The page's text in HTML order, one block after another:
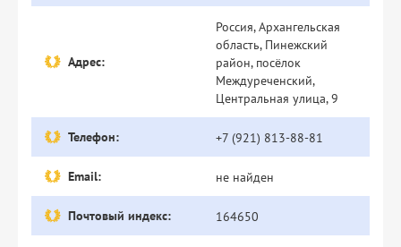
Адрес:
Россия, Архангельская
область, Пинежский
район, посёлок
Междуреченский,
Центральная улица, 9
Телефон: +7 (921) 813-88-81
Email: не найден
Почтовый индекс: 164650